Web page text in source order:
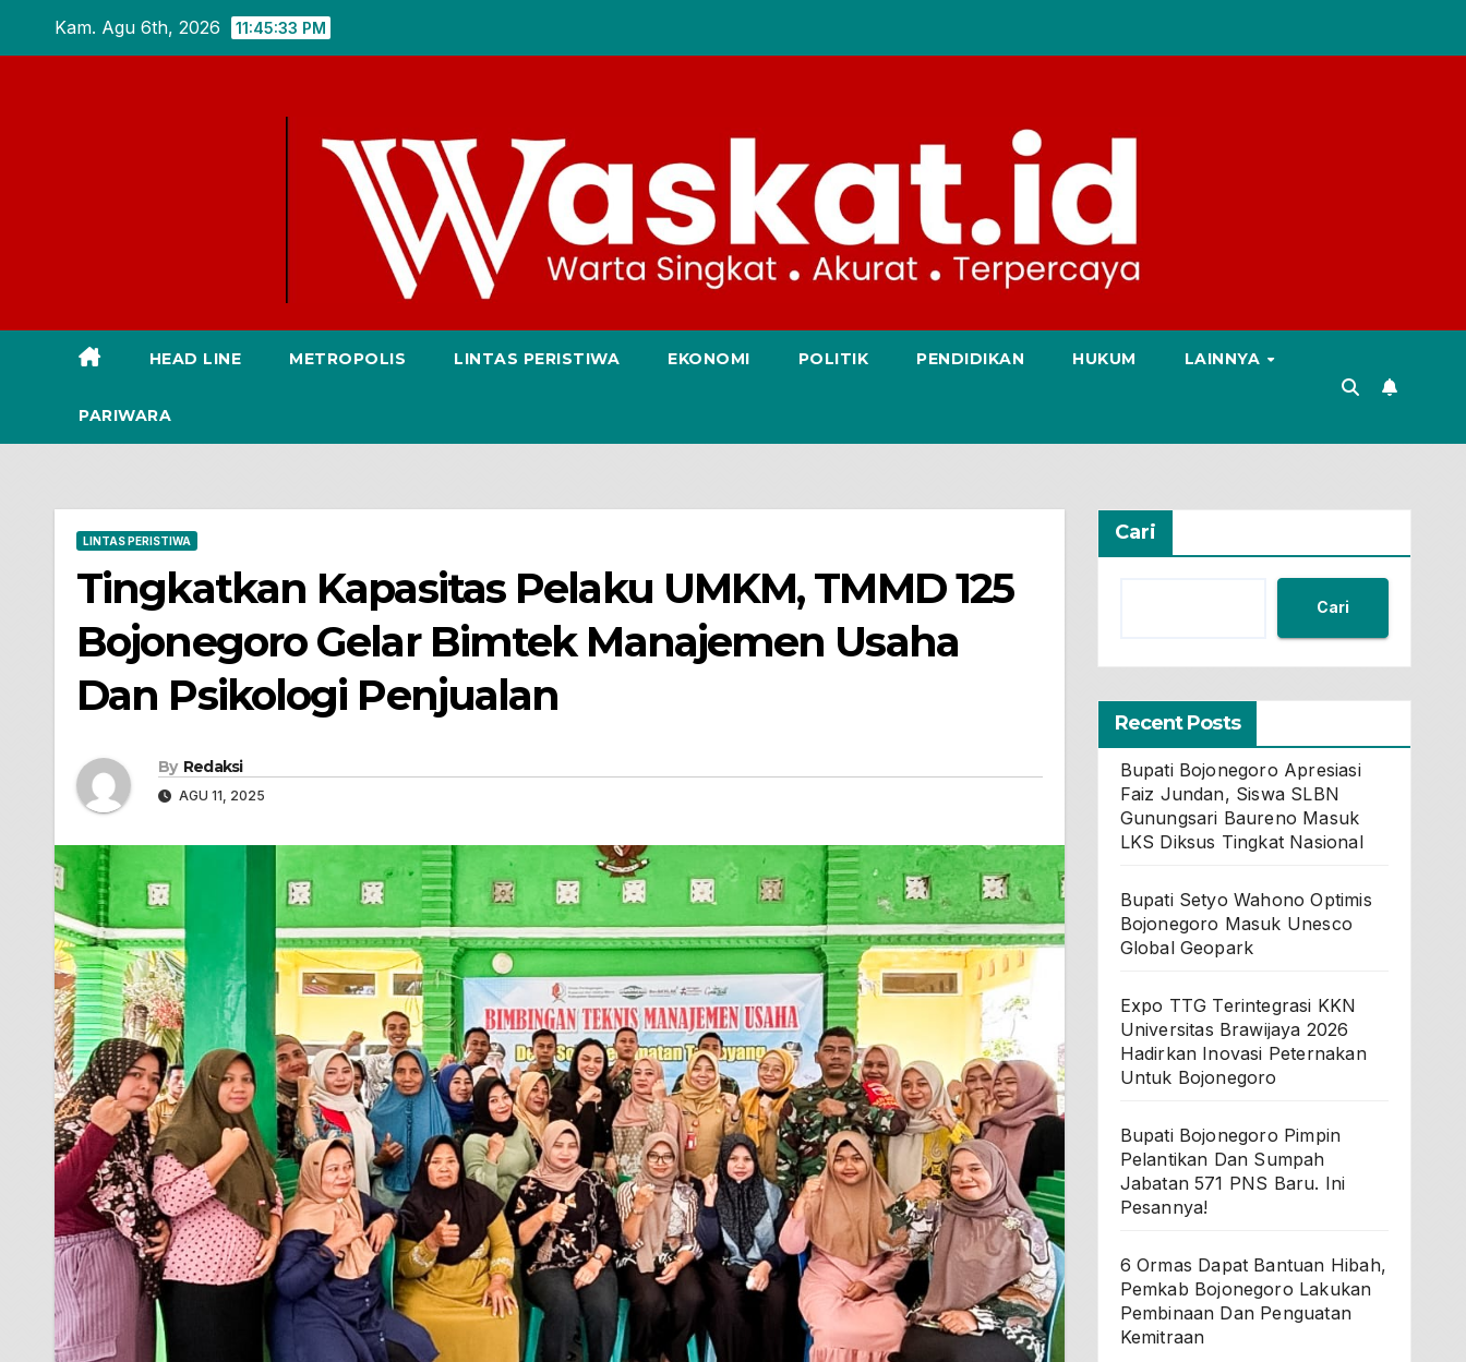
Kam. Agu 6th, 2026 11:45:35 PM
HEAD LINE METROPOLIS LINTAS PERISTIWA EKONOMI POLITIK PENDIDIKAN HUKUM LAINNYA
PARIWARA
LINTAS PERISTIWA
Tingkatkan Kapasitas Pelaku UMKM, TMMD 125
Bojonegoro Gelar Bimtek Manajemen Usaha
Dan Psikologi Penjualan
By Redaksi
AGU 11, 2025
Cari
Cari
Recent Posts
Bupati Bojonegoro Apresiasi
Faiz Jundan, Siswa SLBN
Gunungsari Baureno Masuk
LKS Diksus Tingkat Nasional
Bupati Setyo Wahono Optimis
Bojonegoro Masuk Unesco
Global Geopark
Expo TTG Terintegrasi KKN
Universitas Brawijaya 2026
Hadirkan Inovasi Peternakan
Untuk Bojonegoro
Bupati Bojonegoro Pimpin
Pelantikan Dan Sumpah
Jabatan 571 PNS Baru. Ini
Pesannya!
6 Ormas Dapat Bantuan Hibah,
Pemkab Bojonegoro Lakukan
Pembinaan Dan Penguatan
Kemitraan